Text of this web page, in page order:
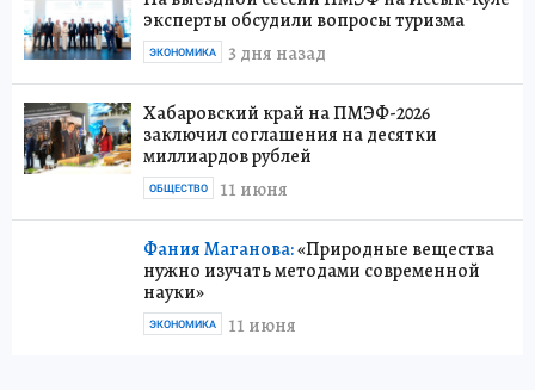
эксперты обсудили вопросы туризма
3 дня назад
ЭКОНОМИКА
Хабаровский край на ПМЭФ-2026
заключил соглашения на десятки
миллиардов рублей
11 июня
ОБЩЕСТВО
Фания Маганова:«Природные вещества
нужно изучать методами современной
науки»
11 июня
ЭКОНОМИКА